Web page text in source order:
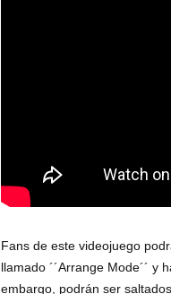
Fans de este videojuego
llamado ´´Arrange Mode´´
embargo, podrán ser